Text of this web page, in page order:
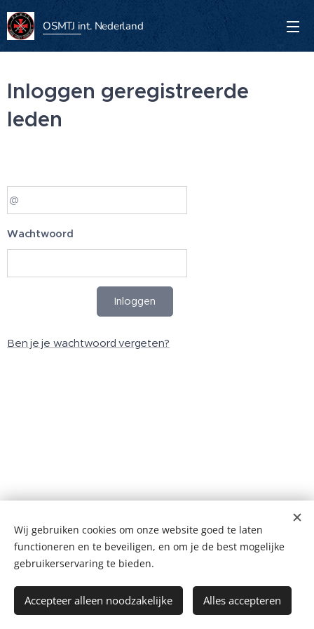
OSMTJ int. Nederland
Inloggen geregistreerde
leden
Wachtwoord
Inloggen
Ben je je wachtwoord vergeten?
masonic☠️templar
+++nnDnn+++
Nederlands
English
Wij gebruiken cookies om onze website goed te laten
functioneren en te beveiligen, en om je de best mogelijke
gebruikerservaring te bieden.
Accepteer alleen noodzakelijke Alles accepteren